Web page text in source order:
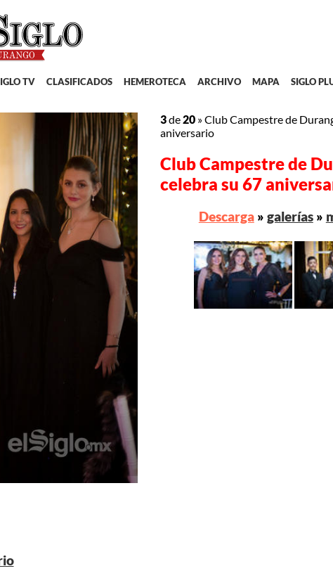
TV CLASIFICADOS HEMEROTECA ARCHIVO MAPA SIGLO
3de20 »Club Campestre de
aniversario
Club Campestre de
celebra su 67
Descarga» galerías»